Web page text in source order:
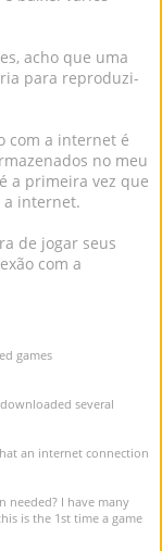
acho que uma
para reproduzi-
com a internet é
no meu
a primeira vez que
a internet.
de jogar seus
com a
games
several
an internet connection
needed? I have many
is the 1st time a game